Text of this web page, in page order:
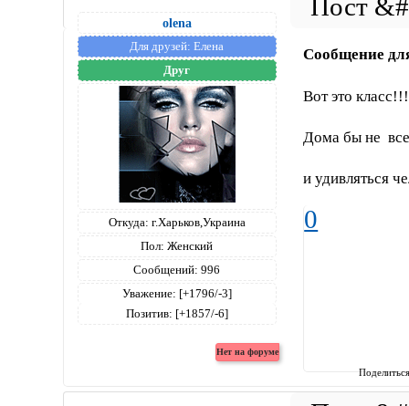
olena
Для друзей: Елена
Друг
Откуда: г.Харьков,Украина
Пол: Женский
Сообщений: 996
Уважение: [+1796/-3]
Позитив: [+1857/-6]
Сообщение
Вот это
Дома бы не все
и удивляться
0